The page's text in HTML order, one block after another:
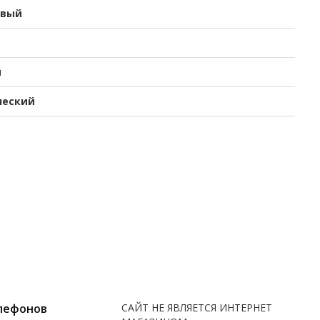
САЙТ НЕ ЯВЛЯЕТСЯ ИНТЕРНЕТ